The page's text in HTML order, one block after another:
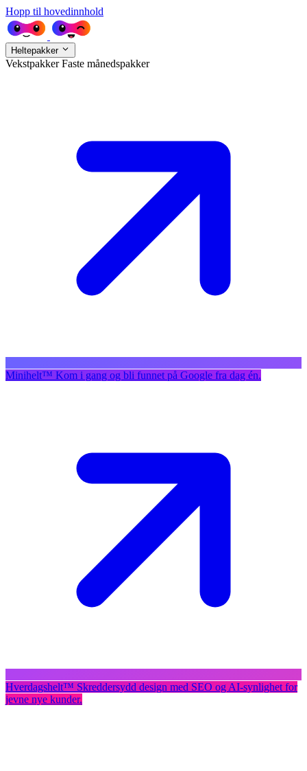
Hopp til hovedinnhold
Heltepakker
VekstpakkerFaste månedspakker
Minihelt™ Kom i gang og bli funnet på Google fra dag én.
Hverdagshelt™ Skreddersydd design med SEO og AI-synlighet for
jevne nye kunder.